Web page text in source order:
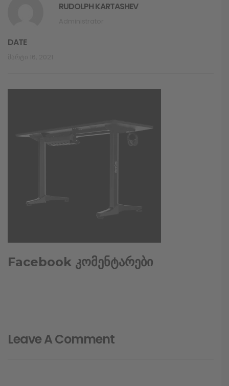
RUDOLPH KARTASHEV
DATE
Facebook კომენტარები
Leave A Comment